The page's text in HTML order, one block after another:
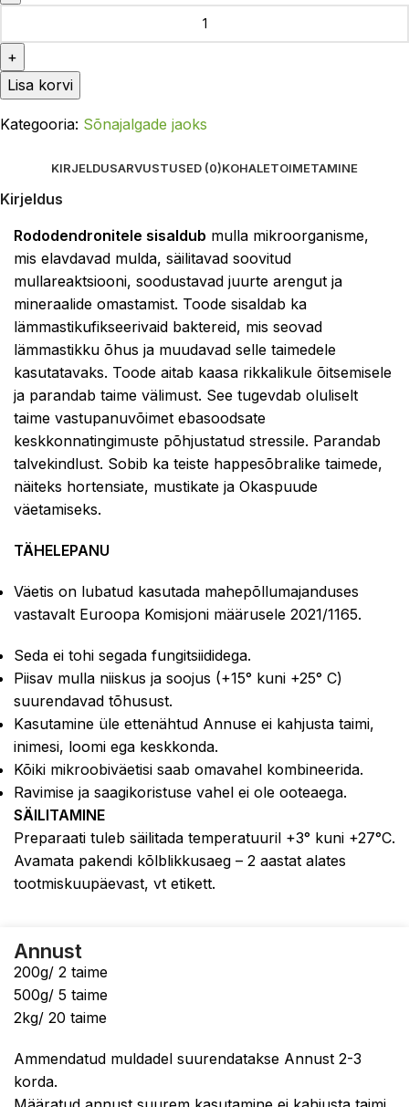
Lisa korvi
Kategooria: Sõnajalgade jaoks
KIRJELDUSARVUSTUSED (0)KOHALETOIMETAMINE
Kirjeldus
Rododendronitele sisaldub mulla mikroorganisme,
mis elavdavad mulda, säilitavad soovitud
mullareaktsiooni, soodustavad juurte arengut ja
mineraalide omastamist. Toode sisaldab ka
lämmastikufikseerivaid baktereid, mis seovad
lämmastikku õhus ja muudavad selle taimedele
kasutatavaks. Toode aitab kaasa rikkalikule õitsemisele
ja parandab taime välimust. See tugevdab oluliselt
taime vastupanuvõimet ebasoodsate
keskkonnatingimuste põhjustatud stressile. Parandab
talvekindlust. Sobib ka teiste happesõbralike taimede,
näiteks hortensiate, mustikate ja Okaspuude
väetamiseks.
TÄHELEPANU
Väetis on lubatud kasutada mahepõllumajanduses
vastavalt Euroopa Komisjoni määrusele 2021/1165.
Seda ei tohi segada fungitsiididega.
Piisav mulla niiskus ja soojus (+15° kuni +25° C)
suurendavad tõhusust.
Kasutamine üle ettenähtud Annuse ei kahjusta taimi,
inimesi, loomi ega keskkonda.
Kõiki mikroobiväetisi saab omavahel kombineerida.
Ravimise ja saagikoristuse vahel ei ole ooteaega.
SÄILITAMINE
Preparaati tuleb säilitada temperatuuril +3° kuni +27°C.
Avamata pakendi kõlblikkusaeg – 2 aastat alates
tootmiskuupäevast, vt etikett.
Annust
200g/ 2 taime
500g/ 5 taime
2kg/ 20 taime
Ammendatud muldadel suurendatakse Annust 2-3
korda.